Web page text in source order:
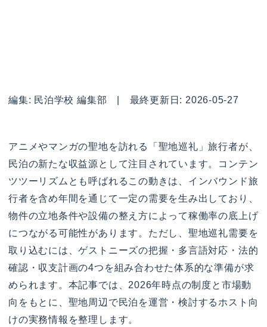
編集: 民泊学校 編集部 | 最終更新日: 2026-05-27
アニメやマンガの聖地を訪れる「聖地巡礼」旅行者が、
民泊の新たな収益源として注目されています。コンテン
ツツーリズムとも呼ばれるこの動きは、インバウンド旅
行者を含め年間を通じて一定の需要を生み出しており、
物件の立地条件や設備の整え方によって稼働率の底上げ
につながる可能性があります。ただし、聖地巡礼需要を
取り込むには、ゲストニーズの把握・多言語対応・法的
確認・収支計画の4つを組み合わせた体系的な準備が求
められます。本記事では、2026年時点の制度と市場動
向をもとに、聖地周辺で民泊を運営・検討するホスト向
けの実務情報を整理します。